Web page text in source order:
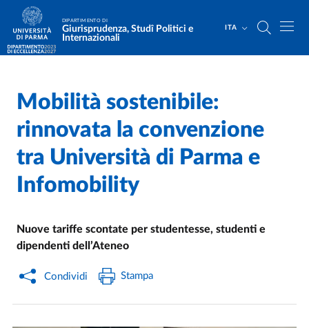
Salta al contenuto principale
Skip to footer
DIPARTIMENTO DI
Giurisprudenza, Studî Politici e
Internazionali
ITA
Home
/
Cerca una notizia
Mobilità sostenibile:
rinnovata la convenzione
tra Università di Parma e
Infomobility
Nuove tariffe scontate per studentesse, studenti e
dipendenti dell’Ateneo
Condividi Stampa